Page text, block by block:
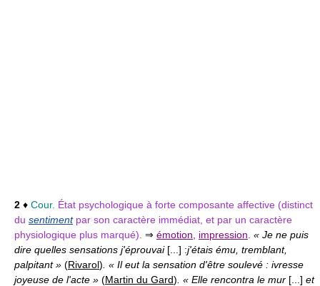
2 ♦ Cour. État psychologique à forte composante affective (distinct
du sentimentpar son caractère immédiat, et par un caractère
physiologique plus marqué). ⇒ émotion impression « Je ne puis
dire quelles sensations j'éprouvai [...] :j'étais ému, tremblant,
palpitant » (Rivarol) . « Il eut la sensation d'être soulevé : ivresse
joyeuse de l'acte » (Martin du Gard) . « Elle rencontra le mur [...] et